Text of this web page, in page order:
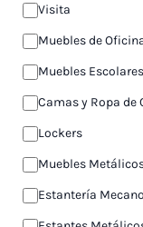
Visita
Muebles de
Muebles Escolares
Camas y Ropa de
Lockers
Muebles
Estantería Mecano